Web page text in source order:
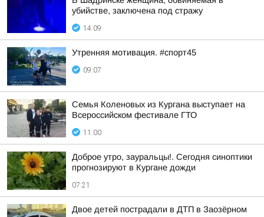
убийстве, заключена под стражу
14:09
Утренняя мотивация. #спорт45
09:07
Семья Коленовых из Кургана выступает на
Всероссийском фестивале ГТО
11:00
Доброе утро, зауральцы!. Сегодня синоптики
прогнозируют в Кургане дожди
07:21
Двое детей пострадали в ДТП в Заозёрном